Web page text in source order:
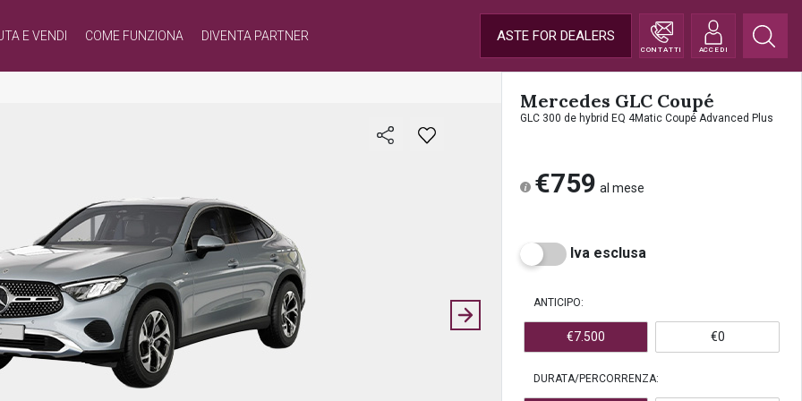
E VENDI COME FUNZIONA DIVENTA PARTNER ASTE FOR DEALERS
CONTATTI ACCEDI
Mercedes GLC Coupé
GLC 300 de hybrid EQ 4Matic Coupé Advanced Plus
€759 al mese
Iva esclusa
ANTICIPO:
€7.500 €0
DURATA/PERCORRENZA: